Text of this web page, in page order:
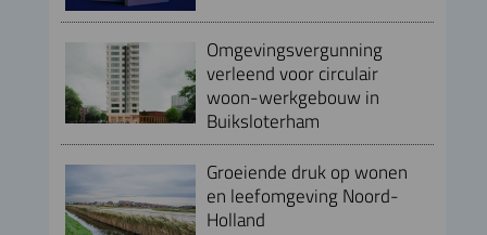
Omgevingsvergunning
verleend voor circulair
woon-werkgebouw in
Buiksloterham
Groeiende druk op wonen
en leefomgeving Noord-
Holland